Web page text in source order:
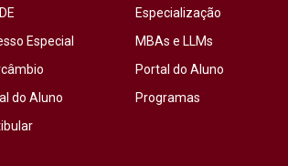
Especial
do Aluno
Especialização
MBAs e LLMs
Portal do Aluno
Programas